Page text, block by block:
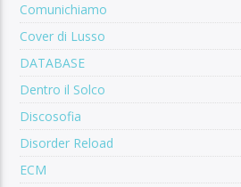
Comunichiamo
Cover di Lusso
DATABASE
Dentro il Solco
Discosofia
Disorder Reload
ECM